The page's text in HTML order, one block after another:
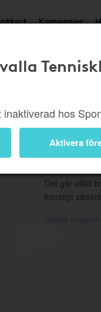
Kampanjer
hos
Aktivera
Det går alltid
konstigt
Skapa